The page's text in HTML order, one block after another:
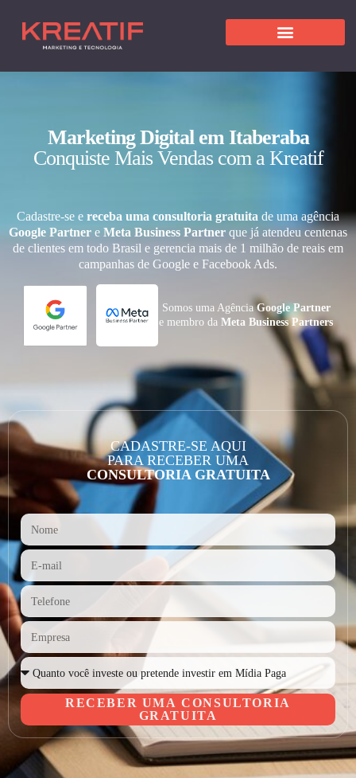
Marketing Digital em Itaberaba
Conquiste Mais Vendas com a Kreatif
Cadastre-se e receba uma consultoria gratuita de uma agência
Google Partner e Meta Business Partner que já atendeu centenas
de clientes em todo Brasil e gerencia mais de 1 milhão de reais em
campanhas de Google e Facebook Ads.
Somos uma AgênciaGoogle Partner
e membro daMeta Business Partners
CADASTRE-SE AQUI
PARA RECEBER UMA
CONSULTORIA GRATUITA
RECEBER UMA CONSULTORIA
GRATUITA